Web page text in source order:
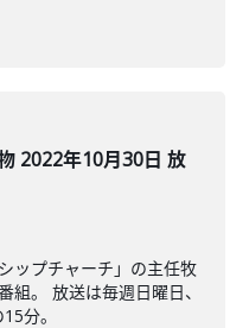
2022年10月30日 放
ップチャーチ」の主任牧
組。 放送は毎週日曜日、
分。